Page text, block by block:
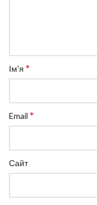
Ім'я *
Email *
Сайт